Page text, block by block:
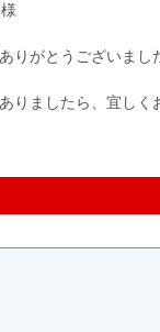
りがとうございまし
りましたら、宜しく